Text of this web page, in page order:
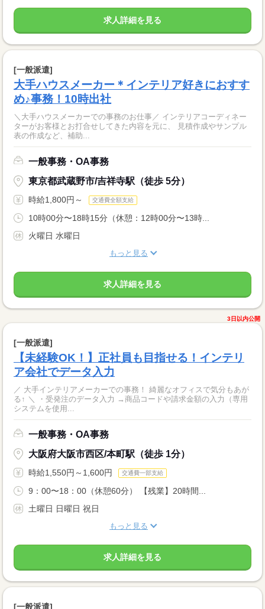
求人詳細を見る
[一般派遣]
大手ハウスメーカー＊インテリア好きにおすす
め♪事務！10時出社
＼大手ハウスメーカーでの事務のお仕事／ インテリアコーディネー
ターがお客様とお打合せしてきた内容を元に、 見積作成やサンプル
表の作成など、補助...
一般事務・OA事務
東京都武蔵野市/吉祥寺駅（徒歩 5分）
時給1,800円～ 交通費全額支給
10時00分〜18時15分（休憩：12時00分〜13時...
火曜日 水曜日
もっと見る
求人詳細を見る
3日以内公開
[一般派遣]
【未経験OK！】正社員も目指せる！インテリ
ア会社でデータ入力
／ 大手インテリアメーカーでの事務！ 綺麗なオフィスで気分もあが
る↑ ＼ ・受発注のデータ入力 →商品コードや請求金額の入力（専用
システムを使用...
一般事務・OA事務
大阪府大阪市西区/本町駅（徒歩 1分）
時給1,550円～1,600円 交通費一部支給
9：00〜18：00（休憩60分） 【残業】20時間...
土曜日 日曜日 祝日
もっと見る
求人詳細を見る
[一般派遣]